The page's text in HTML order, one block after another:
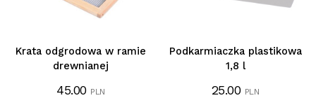
Krata odgrodowa w ramie
drewnianej
45.00 PLN
Podkarmiaczka plastikowa
1,8 l
25.00 PLN